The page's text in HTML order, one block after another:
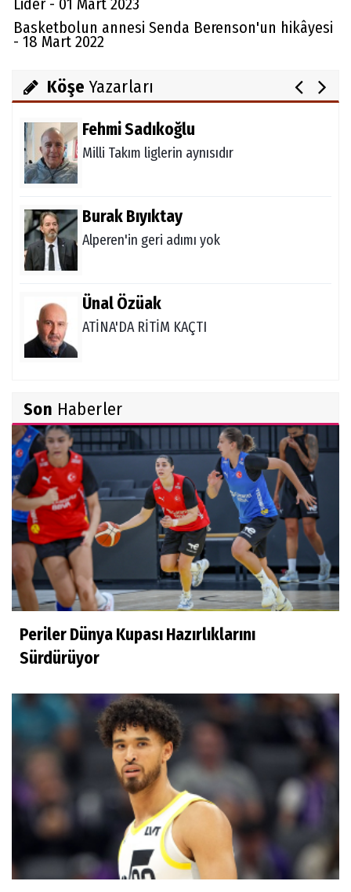
Lider - 01 Mart 2023
Basketbolun annesi Senda Berenson'un hikâyesi
- 18 Mart 2022
Köşe Yazarları
Melda Yakupoğlu
Fehmi Sadıkoğlu
Milli Takım liglerin aynısıdır
Burak Bıyıktay
Alperen'in geri adımı yok
Ünal Özüak
ATİNA'DA RİTİM KAÇTI
DELİKANLI KOÇLAR
Hüseyin Demir
Amerikan Rüyası: Genç Türklerin NCAA
Rotası Büyüyor
Derya Yannıer
Bilimin ışığında...
Doğan Hakyemez
Ilgım Çetin
Muhteşem veda
Ece Ergez
TBL'YE YÜKSELEN İKİ BÜYÜK HİKÂYE
Son Haberler
Periler Dünya Kupası Hazırlıklarını
Sürdürüyor